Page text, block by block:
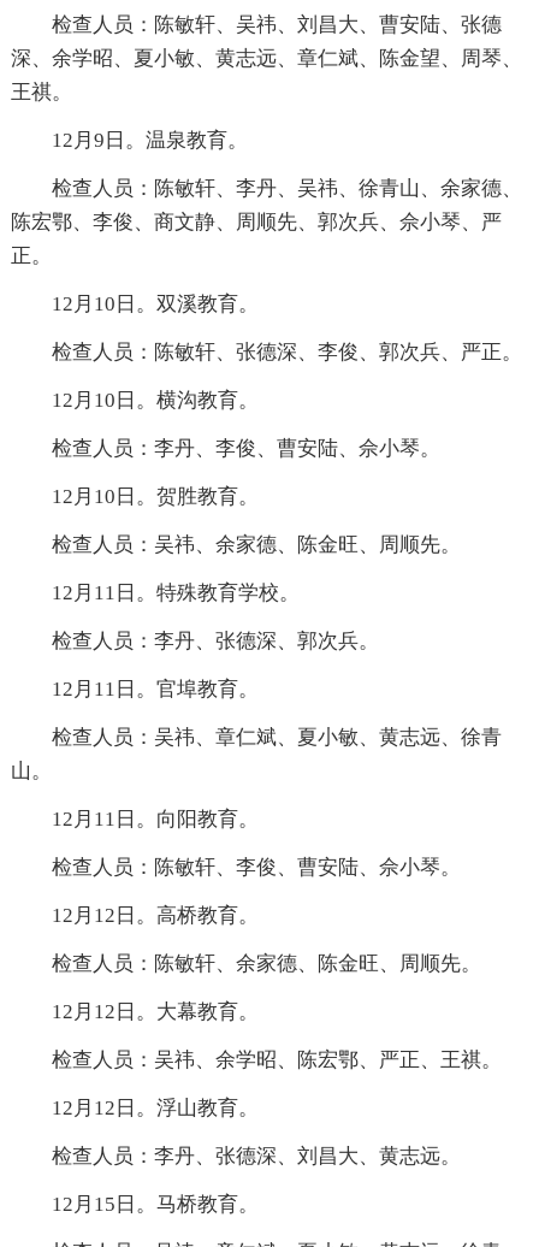
检查人员：陈敏轩、吴祎、刘昌大、曹安陆、张德
深、余学昭、夏小敏、黄志远、章仁斌、陈金望、周琴、
王祺。
12月9日。温泉教育。
检查人员：陈敏轩、李丹、吴祎、徐青山、余家德、
陈宏鄂、李俊、商文静、周顺先、郭次兵、佘小琴、严
正。
12月10日。双溪教育。
检查人员：陈敏轩、张德深、李俊、郭次兵、严正。
12月10日。横沟教育。
检查人员：李丹、李俊、曹安陆、佘小琴。
12月10日。贺胜教育。
检查人员：吴祎、余家德、陈金旺、周顺先。
12月11日。特殊教育学校。
检查人员：李丹、张德深、郭次兵。
12月11日。官埠教育。
检查人员：吴祎、章仁斌、夏小敏、黄志远、徐青
山。
12月11日。向阳教育。
检查人员：陈敏轩、李俊、曹安陆、佘小琴。
12月12日。高桥教育。
检查人员：陈敏轩、余家德、陈金旺、周顺先。
12月12日。大幕教育。
检查人员：吴祎、余学昭、陈宏鄂、严正、王祺。
12月12日。浮山教育。
检查人员：李丹、张德深、刘昌大、黄志远。
12月15日。马桥教育。